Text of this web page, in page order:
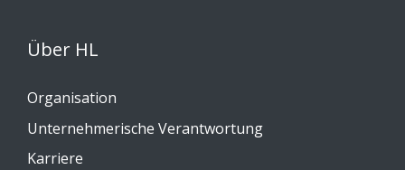
Über HL
Organisation
Unternehmerische Verantwortung
Karriere